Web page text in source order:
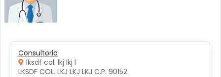
Consultorio
lksdf col. lkj lkj l
LKSDF COL. LKJ LKJ LKJ C.P. 90152